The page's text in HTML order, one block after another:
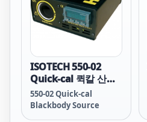
ISOTECH 550-02
Quick-cal 퀵칼 산업
용 흑체로 (350°C)
550-02 Quick-cal
Blackbody Source